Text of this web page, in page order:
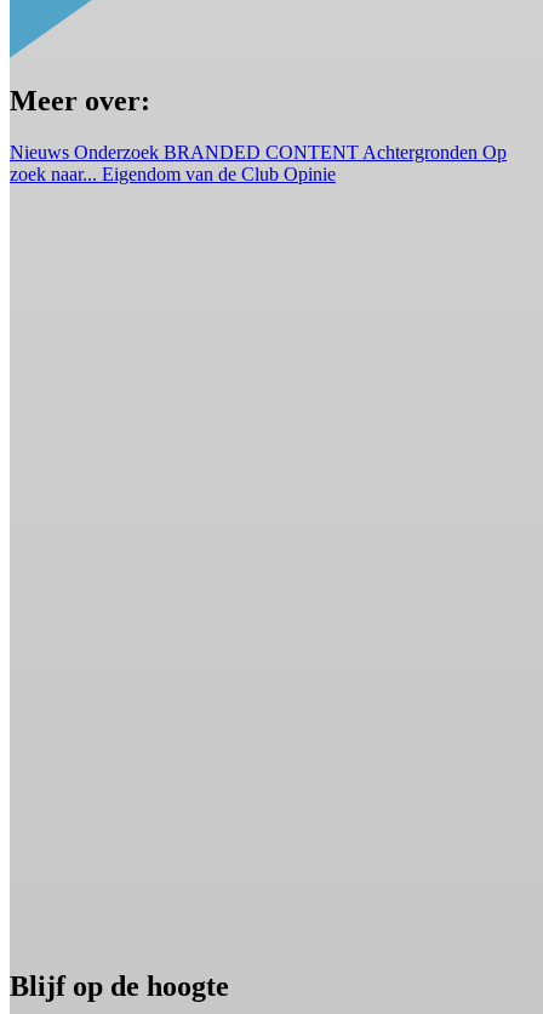
Meer over:
Nieuws Onderzoek BRANDED CONTENT Achtergronden Op
zoek naar... Eigendom van de Club Opinie
Blijf op de hoogte